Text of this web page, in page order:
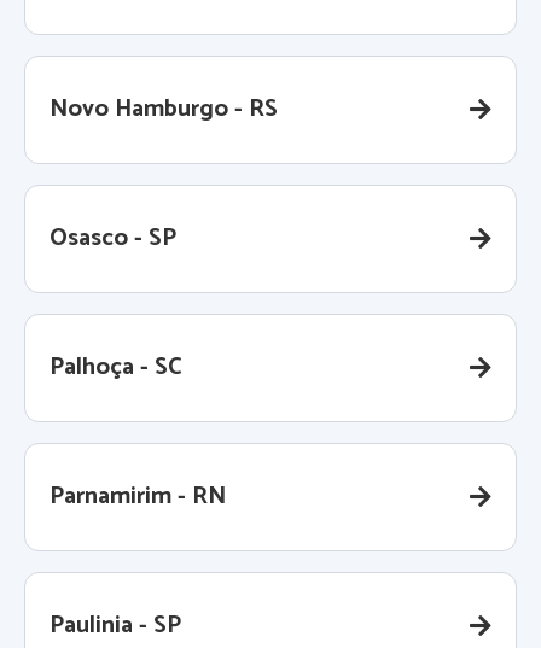
Novo Hamburgo - RS
Osasco - SP
Palhoça - SC
Parnamirim - RN
Paulinia - SP